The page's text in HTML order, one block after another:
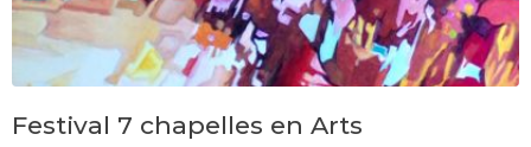
Festival 7 chapelles en Arts